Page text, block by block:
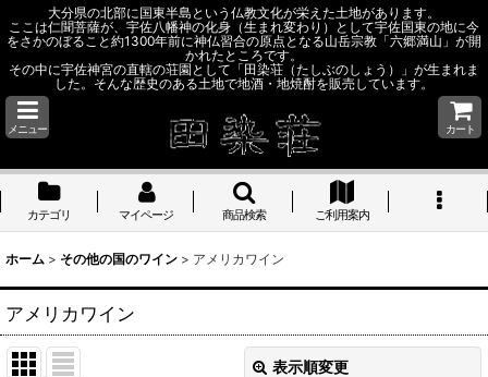
大分県の北部に国東半島という仏教文化が栄えた土地があります。
ここは仁聞菩薩が、宇佐八幡神の化身（生まれ変わり）として宇佐国東の地に今
をさかのぼること約1300年前に神仏習合の原点となる山岳宗教「六郷満山」が開
かれたところです。
その中に宇佐神宮の直轄の荘園として「田染荘（たしぶのしょう）」が生まれま
した。そんな歴史のある土地で地酒・地焼酎を販売しています。
メニュー カート
カテゴリ マイページ 商品検索 ご利用案内
ホーム > その他の国のワイン > アメリカワイン
アメリカワイン
表示順変更